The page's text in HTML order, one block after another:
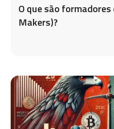
O que são
Makers)?